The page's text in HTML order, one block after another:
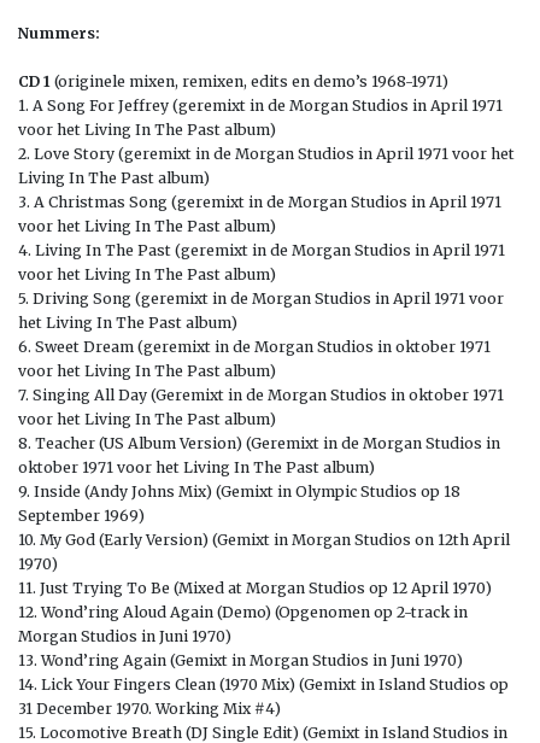
Nummers:
CD 1 (originele mixen, remixen, edits en demo’s 1968-1971)
1. A Song For Jeffrey (geremixt in de Morgan Studios in April 1971
voor het Living In The Past album)
2. Love Story (geremixt in de Morgan Studios in April 1971 voor het
Living In The Past album)
3. A Christmas Song (geremixt in de Morgan Studios in April 1971
voor het Living In The Past album)
4. Living In The Past (geremixt in de Morgan Studios in April 1971
voor het Living In The Past album)
5. Driving Song (geremixt in de Morgan Studios in April 1971 voor
het Living In The Past album)
6. Sweet Dream (geremixt in de Morgan Studios in oktober 1971
voor het Living In The Past album)
7. Singing All Day (Geremixt in de Morgan Studios in oktober 1971
voor het Living In The Past album)
8. Teacher (US Album Version) (Geremixt in de Morgan Studios in
oktober 1971 voor het Living In The Past album)
9. Inside (Andy Johns Mix) (Gemixt in Olympic Studios op 18
September 1969)
10. My God (Early Version) (Gemixt in Morgan Studios on 12th April
1970)
11. Just Trying To Be (Mixed at Morgan Studios op 12 April 1970)
12. Wond’ring Aloud Again (Demo) (Opgenomen op 2-track in
Morgan Studios in Juni 1970)
13. Wond’ring Again (Gemixt in Morgan Studios in Juni 1970)
14. Lick Your Fingers Clean (1970 Mix) (Gemixt in Island Studios op
31 December 1970. Working Mix #4)
15. Locomotive Breath (DJ Single Edit) (Gemixt in Island Studios in